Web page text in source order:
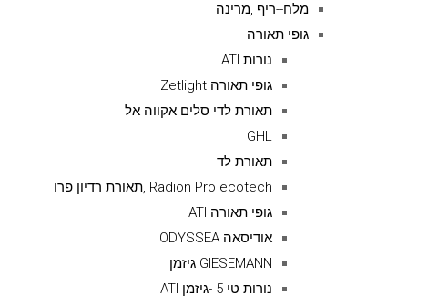
מלח--ריף ,מרינה
גופי תאורה
נורות ATI
גופי תאורה Zetlight
תאורת לדי סלים אקווה אל
GHL
תאורת לד
Radion Pro ecotech ,תאורת רדיון פרו
גופי תאורה ATI
אודיסאה ODYSSEA
GIESEMANN גיזמן
נורות טי 5 -גיזמן ATI